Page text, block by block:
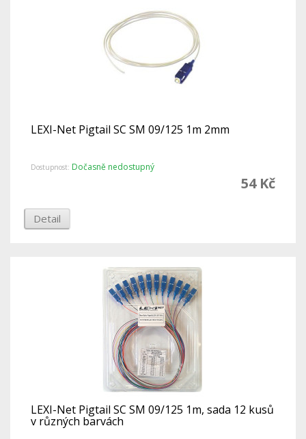
LEXI-Net Pigtail SC SM 09/125 1m 2mm
Dostupnost: Dočasně nedostupný
54 Kč
Detail
LEXI-Net Pigtail SC SM 09/125 1m, sada 12 kusů
v různých barvách